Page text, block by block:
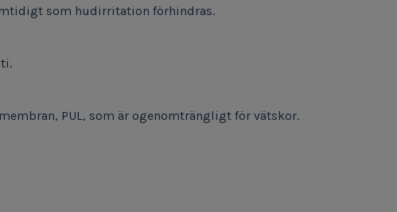
som hudirritation förhindras.
PUL, som är ogenomträngligt för vätskor.